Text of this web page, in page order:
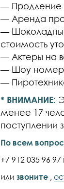
— Продление
— Аренда
—
стоимость
— Актеры на
— Шоу
—
* ВНИМАНИЕ:
менее 17
поступлении
По всем
+7 912 035 96 97
илизвоните ,